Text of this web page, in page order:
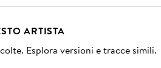
ARTISTA
Esplora versioni e tracce simili.